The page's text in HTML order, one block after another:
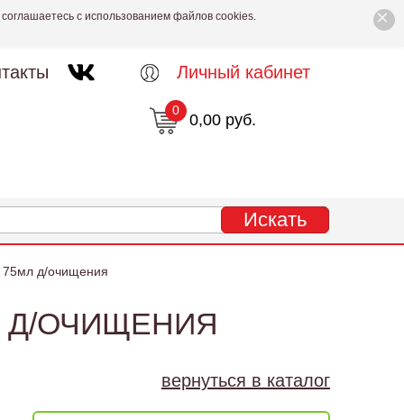
×
с использованием файлов cookies.
Личный кабинет
0,00 руб.
0
д/очищения
Д/ОЧИЩЕНИЯ
вернуться в каталог